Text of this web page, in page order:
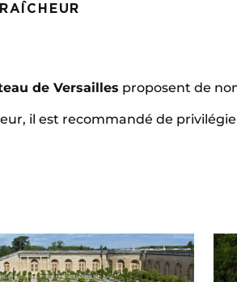
de Versailles proposent de
il est recommandé de